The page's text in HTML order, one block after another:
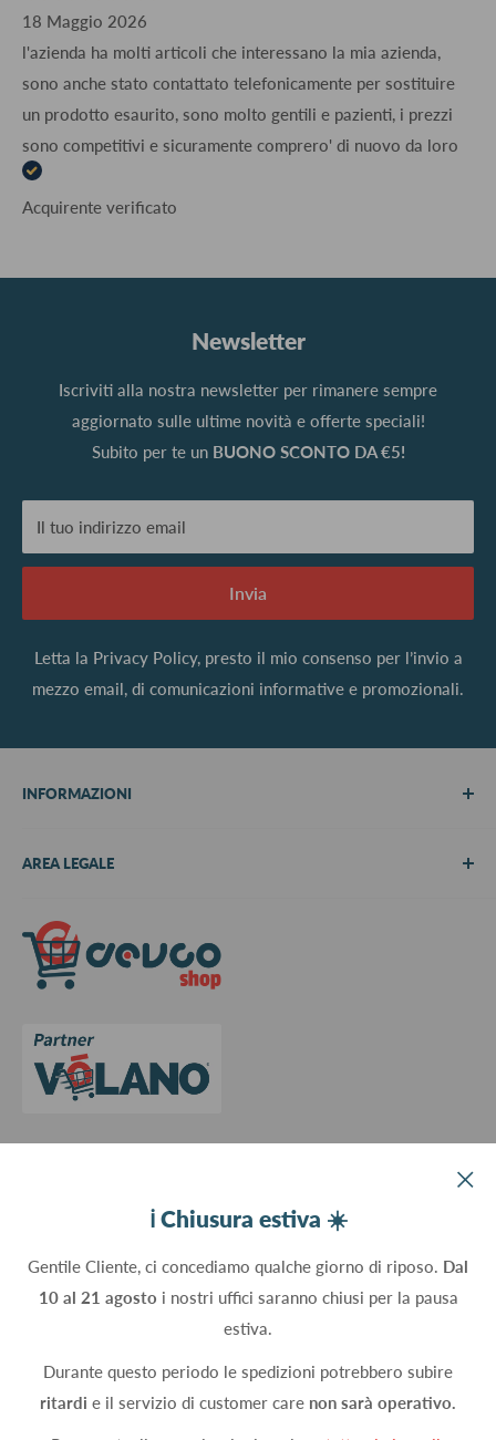
ℹ️ Chiusura estiva ☀️
Gentile Cliente, ci concediamo qualche giorno di riposo. Dal
10 al 21 agosto i nostri uffici saranno chiusi per la pausa
estiva.
Durante questo periodo le spedizioni potrebbero subire
ritardi e il servizio di customer care non sarà operativo.
18 Maggio 2026
l'azienda ha molti articoli che interessano la mia azienda,
sono anche stato contattato telefonicamente per sostituire
un prodotto esaurito, sono molto gentili e pazienti, i prezzi
sono competitivi e sicuramente comprero' di nuovo da loro
Acquirente verificato
Newsletter
Iscriviti alla nostra newsletter per rimanere sempre
aggiornato sulle ultime novità e offerte speciali!
Subito per te un BUONO SCONTO DA €5!
Il tuo indirizzo email
Invia
Letta la Privacy Policy, presto il mio consenso per l’invio a
mezzo email, di comunicazioni informative e promozionali.
INFORMAZIONI
Metodi di pagamento
Richiedi preventivo
Contattaci
AREA LEGALE
Informativa su resi e rimborsi
Privacy Policy
Aggiorna le preferenze sui cookie
C.Fisc. P.IVA 09934830960
Seguici
Accettiamo